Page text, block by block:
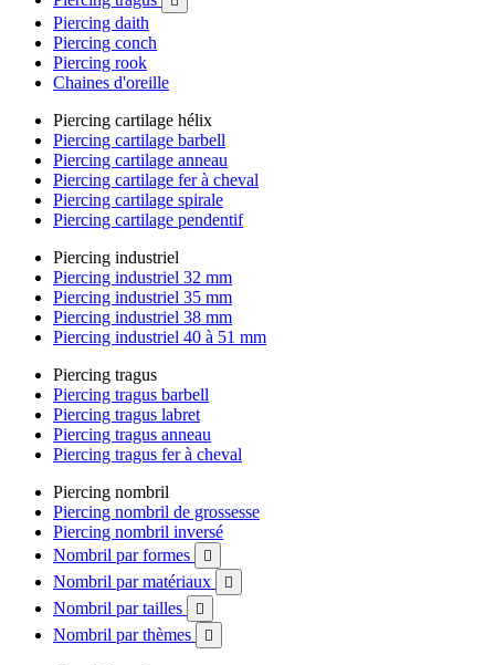
Piercing daith
Piercing conch
Piercing rook
Chaines d'oreille
Piercing cartilage hélix
Piercing cartilage barbell
Piercing cartilage anneau
Piercing cartilage fer à cheval
Piercing cartilage spirale
Piercing cartilage pendentif
Piercing industriel
Piercing industriel 32 mm
Piercing industriel 35 mm
Piercing industriel 38 mm
Piercing industriel 40 à 51 mm
Piercing tragus
Piercing tragus barbell
Piercing tragus labret
Piercing tragus anneau
Piercing tragus fer à cheval
Piercing nombril
Piercing nombril de grossesse
Piercing nombril inversé
Nombril par formes

Nombril par matériaux 
Nombril par tailles 
Nombril par thèmes 